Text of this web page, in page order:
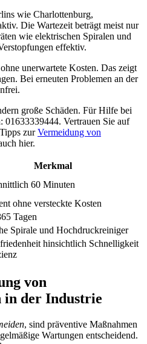
wie Charlottenburg,
Die Wartezeit beträgt meist nur
wie elektrischen Spiralen und
effektiv.
unerwartete Kosten. Das zeigt
Bei erneuten Problemen an der
große Schäden. Für Hilfe bei
01633339444. Vertrauen Sie auf
zurVermeidung von
hier.
Merkmal
60 Minuten
ohne versteckte Kosten
Tagen
Spirale und Hochdruckreiniger
hinsichtlich Schnelligkeit
von
in der Industrie
, sind präventive Maßnahmen
Wartungen entscheidend.